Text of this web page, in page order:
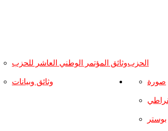
الحزبوثائق المؤتمر الوطني العاشر للحزب
وثائق وبيانات صورة
بوستر